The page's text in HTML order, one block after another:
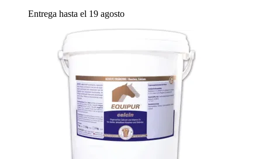
Entrega hasta el 19 agosto